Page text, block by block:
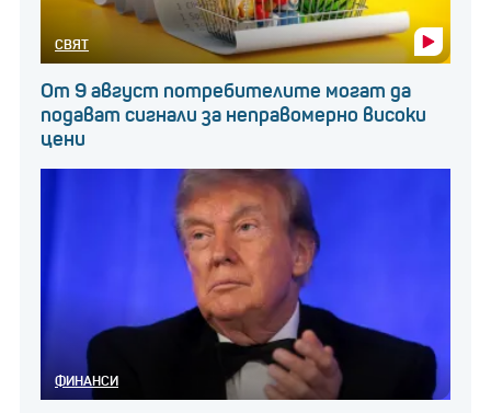
Не се очаква цените на златото да се понижат
през 2025 г.
Последвайте businessnovinite.bg
INSTAGRAM
Последвайте businessnovinite.bg
Последвайте businessnovinite.bg в
СВЯТ
От 9 август потребителите могат да
подават сигнали за неправомерно високи
цени
ФИНАНСИ